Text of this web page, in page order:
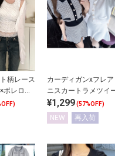
柄レース
ボレロア
カーディガンxフレア
ニスカートラメツイ
セットアップ
¥1,299(57%OFF)
NEW 再入荷